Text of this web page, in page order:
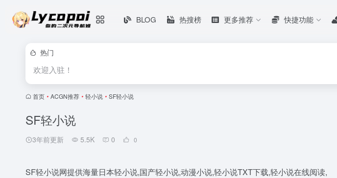
BLOG 热搜榜 更多推荐 快捷功能
热门
欢迎入驻！
首页 • ACGN推荐 • 轻小说 • SF轻小说
SF轻小说
3年前更新 5.5K 0 0
SF轻小说网提供海量日本轻小说,国产轻小说,动漫小说,轻小说TXT下载,轻小说在线阅读,